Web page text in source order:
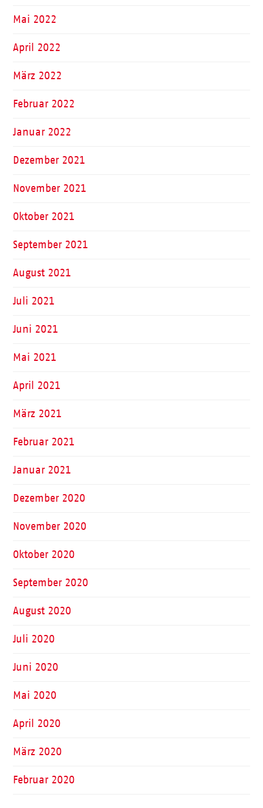
Mai 2022
April 2022
März 2022
Februar 2022
Januar 2022
Dezember 2021
November 2021
Oktober 2021
September 2021
August 2021
Juli 2021
Juni 2021
Mai 2021
April 2021
März 2021
Februar 2021
Januar 2021
Dezember 2020
November 2020
Oktober 2020
September 2020
August 2020
Juli 2020
Juni 2020
Mai 2020
April 2020
März 2020
Februar 2020